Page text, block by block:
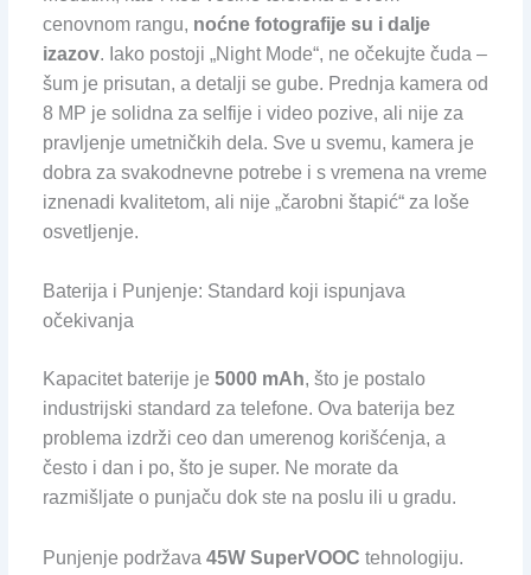
cenovnom rangu, noćne fotografije su i dalje
izazov. Iako postoji „Night Mode“, ne očekujte čuda –
šum je prisutan, a detalji se gube. Prednja kamera od
8 MP je solidna za selfije i video pozive, ali nije za
pravljenje umetničkih dela. Sve u svemu, kamera je
dobra za svakodnevne potrebe i s vremena na vreme
iznenadi kvalitetom, ali nije „čarobni štapić“ za loše
osvetljenje.
Baterija i Punjenje: Standard koji ispunjava
očekivanja
Kapacitet baterije je 5000 mAh, što je postalo
industrijski standard za telefone. Ova baterija bez
problema izdrži ceo dan umerenog korišćenja, a
često i dan i po, što je super. Ne morate da
razmišljate o punjaču dok ste na poslu ili u gradu.
Punjenje podržava 45W SuperVOOC tehnologiju.